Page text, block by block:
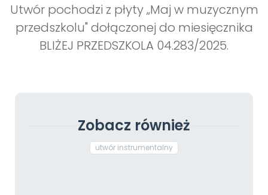
Utwór pochodzi z płyty „Maj w muzycznym
przedszkolu" dołączonej do miesięcznika
BLIŻEJ PRZEDSZKOLA 04.283/2025.
Zobacz również
utwór instrumentalny